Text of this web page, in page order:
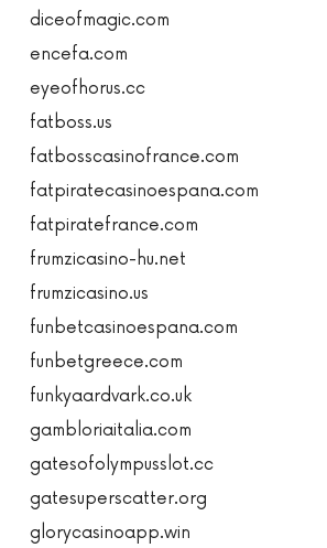
diceofmagic.com
encefa.com
eyeofhorus.cc
fatboss.us
fatbosscasinofrance.com
fatpiratecasinoespana.com
fatpiratefrance.com
frumzicasino-hu.net
frumzicasino.us
funbetcasinoespana.com
funbetgreece.com
funkyaardvark.co.uk
gambloriaitalia.com
gatesofolympusslot.cc
gatesuperscatter.org
glorycasinoapp.win